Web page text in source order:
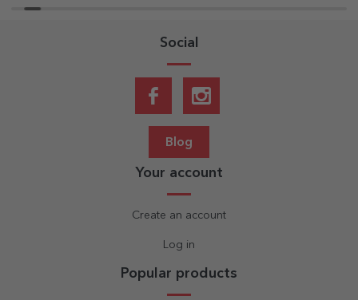
Social
Blog
Your account
Create an account
Log in
Popular products